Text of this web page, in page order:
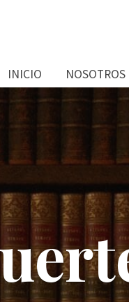
INICIO NOSOTROS